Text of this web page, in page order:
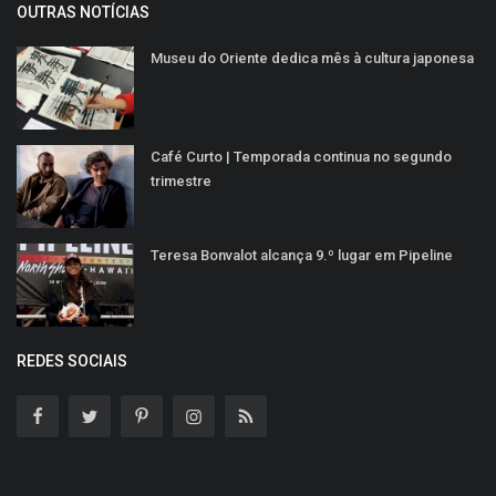
OUTRAS NOTÍCIAS
Museu do Oriente dedica mês à cultura japonesa
Café Curto | Temporada continua no segundo
trimestre
Teresa Bonvalot alcança 9.º lugar em Pipeline
REDES SOCIAIS